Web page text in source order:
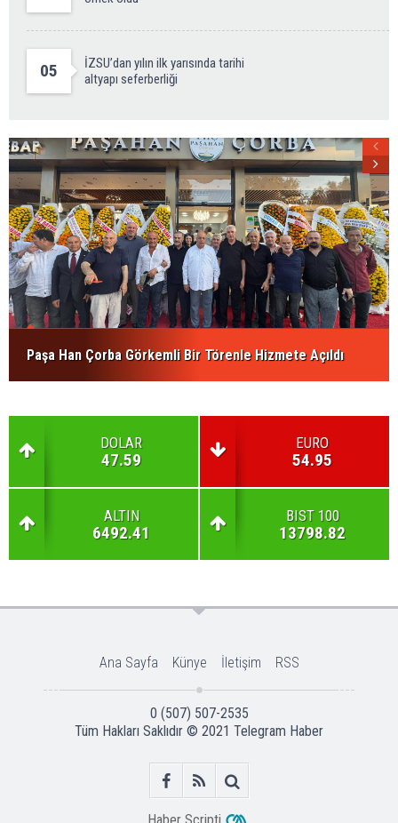
05
İZSU’dan yılın ilk yarısında tarihi
altyapı seferberliği
Paşa Han Çorba Görkemli Bir Törenle Hizmete Açıldı
DOLAR
47.59
EURO
54.95
ALTIN
6492.41
BIST 100
13798.82
Ana Sayfa Künye İletişim RSS
0 (507) 507-2535
Tüm Hakları Saklıdır © 2021 Telegram Haber